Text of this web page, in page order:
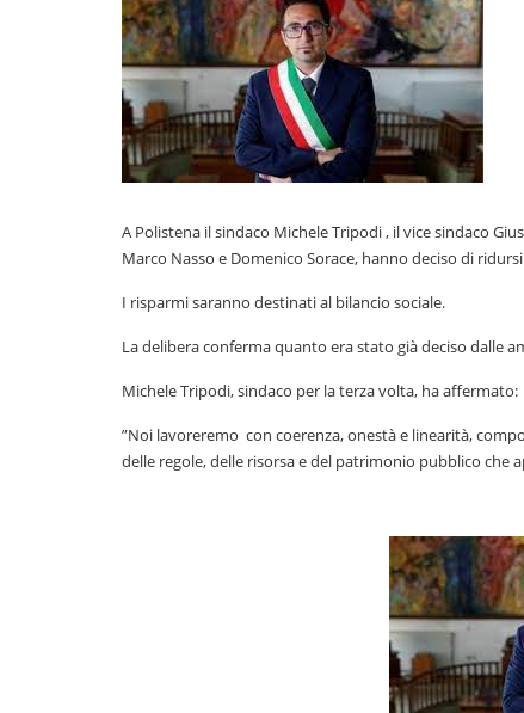
A Polistena il sindaco Michele Tripodi , il vice sindaco
Marco Nasso e Domenico Sorace, hanno deciso di
I risparmi saranno destinati al bilancio sociale.
La delibera conferma quanto era stato già deciso dalle
Michele Tripodi, sindaco per la terza volta, ha affermato:
”Noi lavoreremo con coerenza, onestà e linearità,
delle regole, delle risorsa e del patrimonio pubblico che